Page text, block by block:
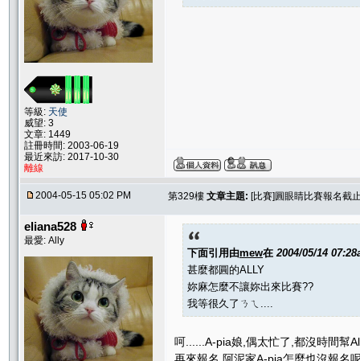
等級: 天使
威望: 3
文章: 1449
註冊時間: 2003-06-19
最近來訪: 2017-10-30
離線
2004-05-15 05:02 PM 第329樓 文章主題: [比賽]圓眼睛比賽報名截
eliana528
最愛: Ally
下面引用由mew在 2004/05/14
甚麼都圓的ALLY
妳麻怎麼不讓妳出來比賽??
我等很久了ㄋㄟ....
呵......A-pia娘,偶太忙了,都沒時間幫
再來報名,阿泥家A-pia怎麼也沒報名